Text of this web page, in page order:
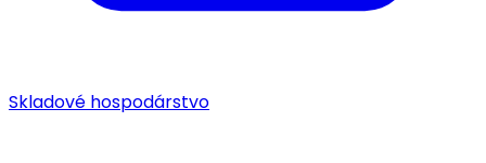
Skladové hospodárstvo